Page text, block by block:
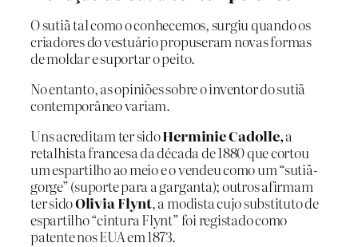
O sutiã tal como o conhecemos, surgiu quando os
criadores do vestuário propuseram novas formas
de moldar e suportar o peito.
No entanto, as opiniões sobre o inventor do sutiã
contemporâneo variam.
Uns acreditam ter sidoHerminie Cadolle,a
retalhista francesa da década de 1880 que cortou
um espartilho ao meio e o vendeu como um “sutiã-
gorge” (suporte para a garganta); outros afirmam
ter sidoOlivia Flynt, a modista cujo substituto de
espartilho “cintura Flynt” foi registado como
patente nos EUA em 1873.